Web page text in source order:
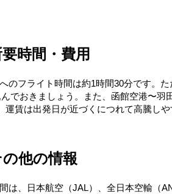
時間・費用
のフライト時間は約1時間30分です。
でおきましょう。また、函館空港〜
運賃は出発日が近づくにつれて高騰し
他の情報
は、日本航空（JAL）、全日本空輸（